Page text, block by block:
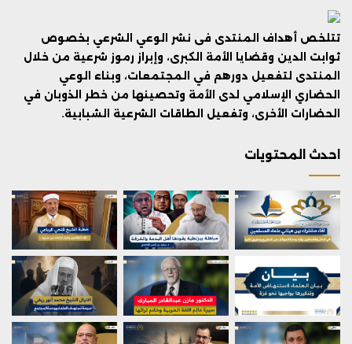
تتلخص أهداف المنتدى فى نشر الوعي الشرعي بخصوص
ثوابت الدين وقضايا الأمة الكبرى، وإبراز رموز شرعية من خلال
المنتدى لتفعيل دورهم في المجتمعات، وبناء الوعي
الحضاري الإسلامي لدى الأمة وتحصينها من خطر الذوبان في
الحضارات الأخرى، وتفعيل الطاقات الشرعية الشبابية.
احدث المحتويات